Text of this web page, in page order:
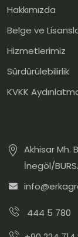
Hakkımızda
Belge ve
Hizmetlerimiz
Sürdürülebilirlik
KVKK
Akhisar Mh.
İnegöl/
444 5 780